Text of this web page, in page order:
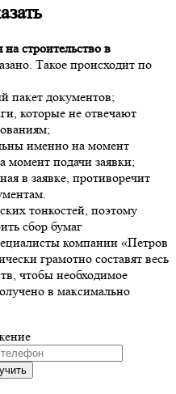
строительство в
Такое происходит по
пакет документов;
которые не отвечают
именно на момент
момент подачи заявки;
в заявке, противоречит
тонкостей, поэтому
сбор бумаг
компании «Петров
грамотно составят весь
чтобы необходимое
в максимально